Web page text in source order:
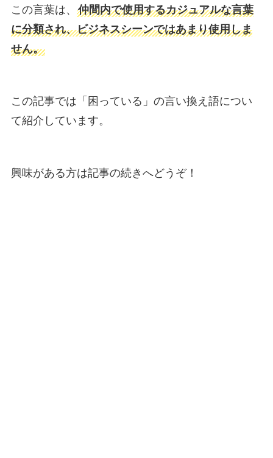
この言葉は、 仲間内で使用するカジュアルな言葉
に分類され、ビジネスシーンではあまり使用しま
せん。
この記事では「困っている」の言い換え語につい
て紹介しています。
興味がある方は記事の続きへどうぞ！